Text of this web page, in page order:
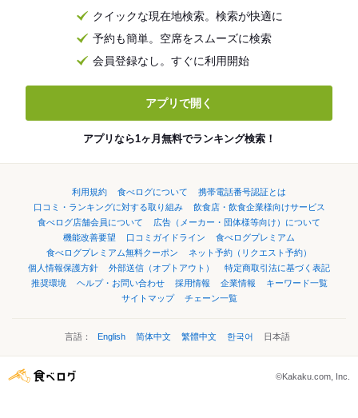
クイックな現在地検索。検索が快適に
予約も簡単。空席をスムーズに検索
会員登録なし。すぐに利用開始
アプリで開く
アプリなら1ヶ月無料でランキング検索！
利用規約 食べログについて
携帯電話番号認証とは
口コミ・ランキングに対する取り組み
飲食店・飲食企業様向けサービス
食べログ店舗会員について
広告（メーカー・団体様等向け）について
機能改善要望
口コミガイドライン
食べログプレミアム
食べログプレミアム無料クーポン
ネット予約（リクエスト予約）
個人情報保護方針
外部送信（オプトアウト）
特定商取引法に基づく表記
推奨環境
ヘルプ・お問い合わせ 採用情報 企業情報
キーワード一覧
サイトマップ
チェーン一覧
言語： English 简体中文 繁體中文 한국어 日本語
©Kakaku.com, Inc.